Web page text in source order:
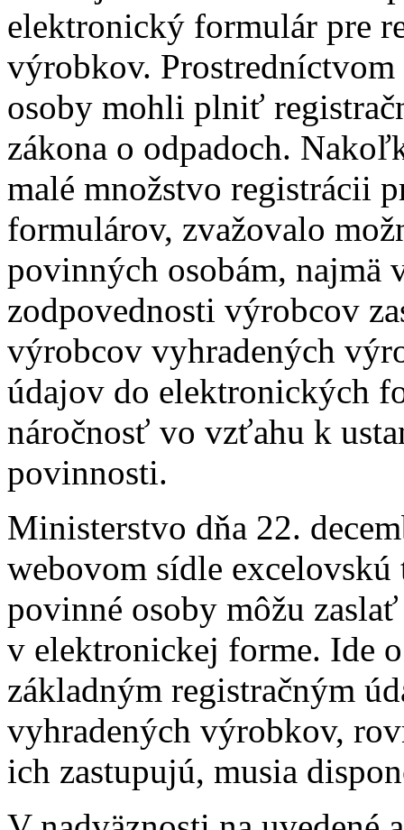
elektronický formulár pre
výrobkov.
osoby mohli plniť
zákona o odpadoch.
malé množstvo registrácii
formulárov, zvažovalo
povinných osobám, najmä
zodpovednosti výrobcov
výrobcov vyhradených
údajov do elektronických
náročnosť vo vzťahu k
povinnosti.
Ministerstvo dňa 22.
webovom sídle
povinné osoby môžu
v elektronickej forme. Ide
základným registračným
vyhradených výrobkov,
ich zastupujú, musia